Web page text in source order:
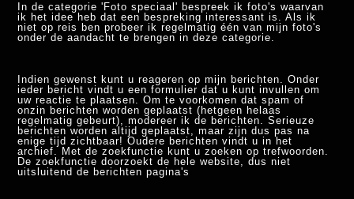
In de categorie 'Foto speciaal' bespreek ik foto's waarvan
ik het idee heb dat een bespreking interessant is. Als ik
niet op reis ben probeer ik regelmatig één van mijn foto's
onder de aandacht te brengen in deze categorie.
Indien gewenst kunt u reageren op mijn berichten. Onder
ieder bericht vindt u een formulier dat u kunt invullen om
uw reactie te plaatsen. Om te voorkomen dat spam of
onzin berichten worden geplaatst (hetgeen helaas
regelmatig gebeurt), modereer ik de berichten. Serieuze
berichten worden altijd geplaatst, maar zijn dus pas na
enige tijd zichtbaar! Oudere berichten vindt u in het
archief. Met de zoekfunctie kunt u zoeken op trefwoorden.
De zoekfunctie doorzoekt de hele website, dus niet
uitsluitend de berichten pagina's